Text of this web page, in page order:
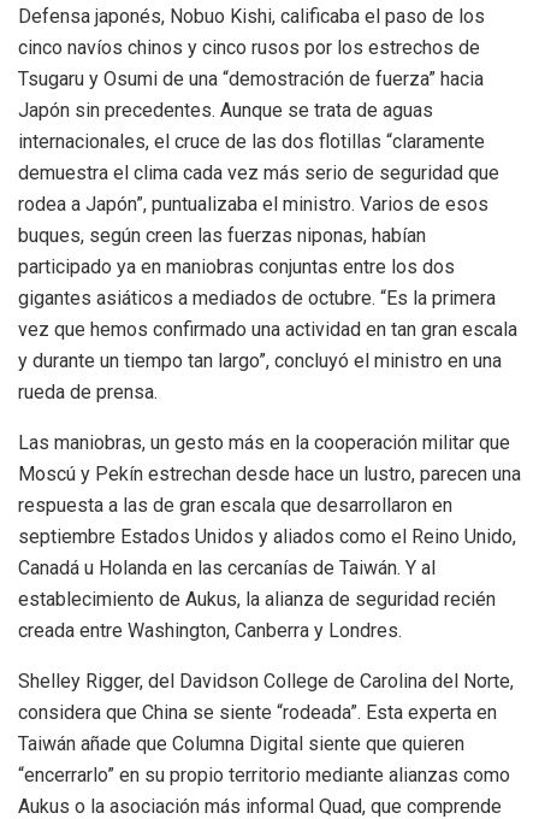
Defensa japonés, Nobuo Kishi, calificaba el paso de los
cinco navíos chinos y cinco rusos por los estrechos de
Tsugaru y Osumi de una “demostración de fuerza” hacia
Japón sin precedentes. Aunque se trata de aguas
internacionales, el cruce de las dos flotillas “claramente
demuestra el clima cada vez más serio de seguridad que
rodea a Japón”, puntualizaba el ministro. Varios de esos
buques, según creen las fuerzas niponas, habían
participado ya en maniobras conjuntas entre los dos
gigantes asiáticos a mediados de octubre. “Es la primera
vez que hemos confirmado una actividad en tan gran escala
y durante un tiempo tan largo”, concluyó el ministro en una
rueda de prensa.
Las maniobras, un gesto más en la cooperación militar que
Moscú y Pekín estrechan desde hace un lustro, parecen una
respuesta a las de gran escala que desarrollaron en
septiembre Estados Unidos y aliados como el Reino Unido,
Canadá u Holanda en las cercanías de Taiwán. Y al
establecimiento de Aukus, la alianza de seguridad recién
creada entre Washington, Canberra y Londres.
Shelley Rigger, del Davidson College de Carolina del Norte,
considera que China se siente “rodeada”. Esta experta en
Taiwán añade que Columna Digital siente que quieren
“encerrarlo” en su propio territorio mediante alianzas como
Aukus o la asociación más informal Quad, que comprende